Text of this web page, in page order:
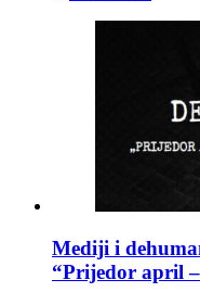
Mediji i
“Prijedor april